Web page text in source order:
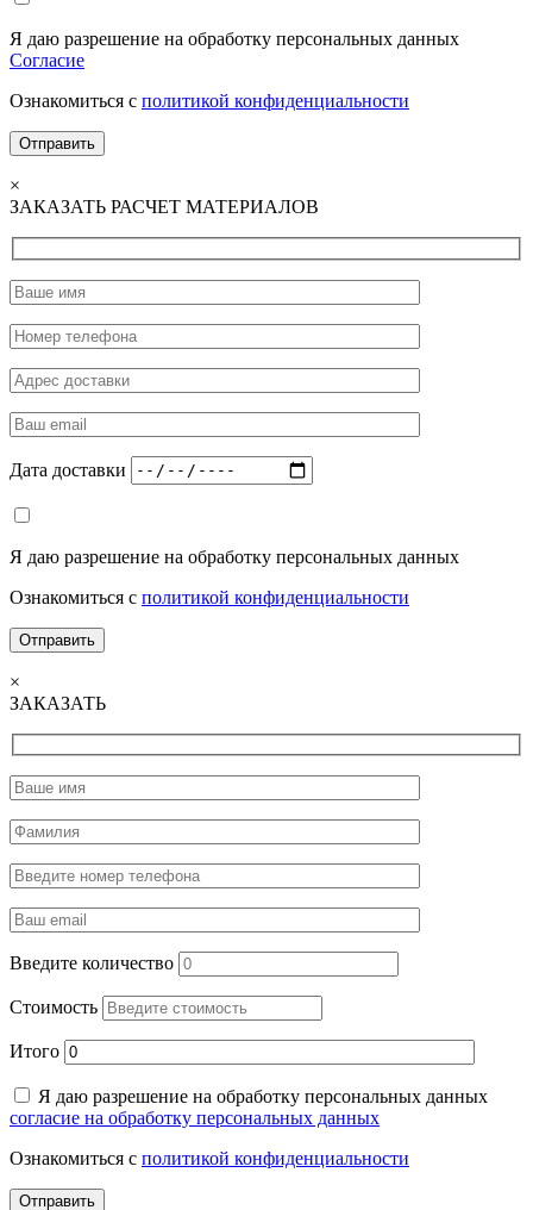
Я даю разрешение на обработку персональных данных
Согласие
Ознакомиться с политикой конфиденциальности
×
ЗАКАЗАТЬ РАСЧЕТ МАТЕРИАЛОВ
Дата доставки
Я даю разрешение на обработку персональных данных
Ознакомиться с политикой конфиденциальности
×
ЗАКАЗАТЬ
Введите количество
Стоимость
Итого
Я даю разрешение на обработку персональных данных
согласие на обработку персональных данных
Ознакомиться с политикой конфиденциальности